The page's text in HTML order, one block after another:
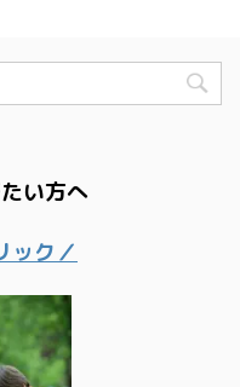
い方へ
ック／